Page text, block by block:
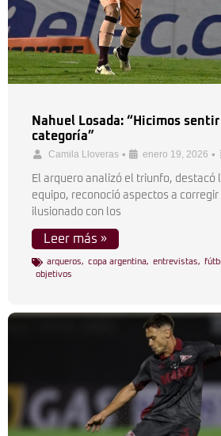
Nahuel Losada: “Hicimos
categoría”
Camila Lloveras • enero 19, 2026 •
El arquero analizó el triunfo, destacó
equipo, reconoció aspectos a
ilusionado con los
Leer más »
arqueros, copa argentina, entrevistas,
objetivos